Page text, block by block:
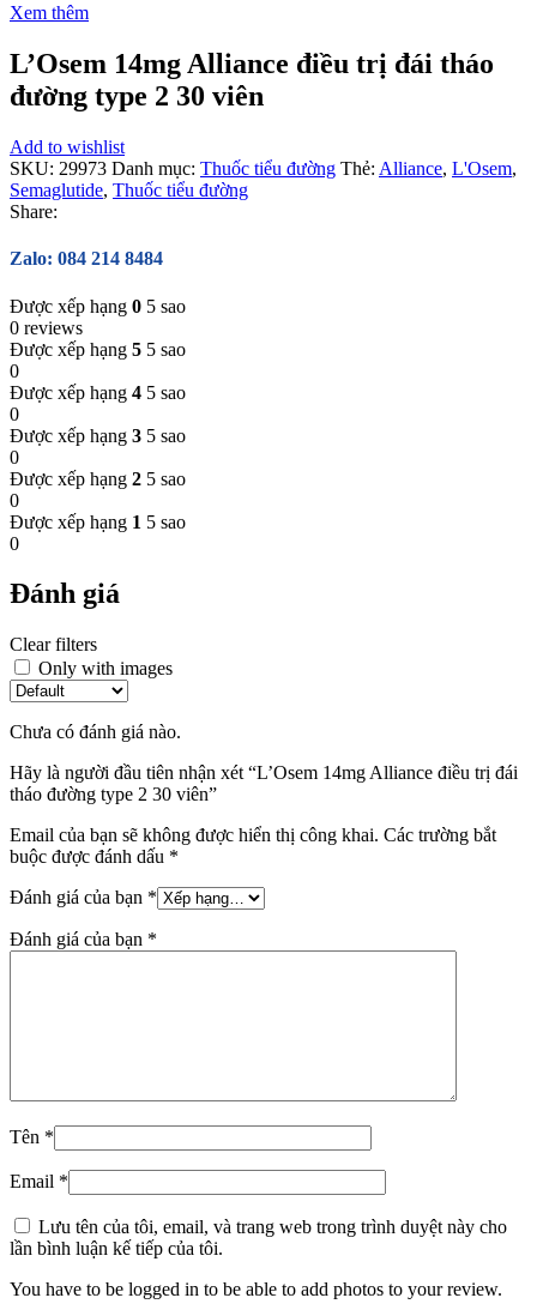
Xem thêm
L’Osem 14mg Alliance điều trị đái tháo
đường type 2 30 viên
Add to wishlist
SKU: 29973 Danh mục: Thuốc tiểu đường Thẻ: Alliance, L'Osem,
Semaglutide, Thuốc tiểu đường
Share:
Zalo: 084 214 8484
Được xếp hạng 0 5 sao
0 reviews
Được xếp hạng 5 5 sao
0
Được xếp hạng 4 5 sao
0
Được xếp hạng 3 5 sao
0
Được xếp hạng 2 5 sao
0
Được xếp hạng 1 5 sao
0
Đánh giá
Clear filters
Only with images
Chưa có đánh giá nào.
Hãy là người đầu tiên nhận xét “L’Osem 14mg Alliance điều trị đái
tháo đường type 2 30 viên”
Email của bạn sẽ không được hiển thị công khai. Các trường bắt
buộc được đánh dấu *
Đánh giá của bạn *
Đánh giá của bạn *
Tên *
Email *
Lưu tên của tôi, email, và trang web trong trình duyệt này cho
lần bình luận kế tiếp của tôi.
You have to be logged in to be able to add photos to your review.